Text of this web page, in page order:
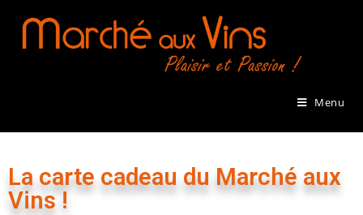
Menu
La carte cadeau du Marché aux
Vins !